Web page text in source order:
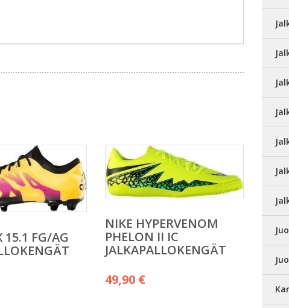
15.1 FG/AG
NIKE HYPERVENOM
PHELON II IC
JALKAPALLOKENGÄT
49,90 €